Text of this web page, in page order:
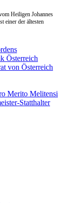
Heiligen Johannes
einer der ältesten
Österreich
von Österreich
Merito Melitensi
Statthalter